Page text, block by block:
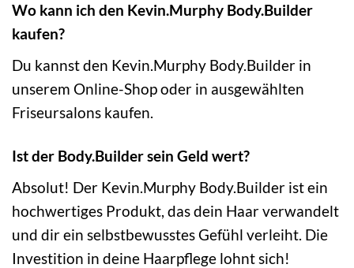
Wo kann ich den Kevin.Murphy Body.Builder
kaufen?
Du kannst den Kevin.Murphy Body.Builder in
unserem Online-Shop oder in ausgewählten
Friseursalons kaufen.
Ist der Body.Builder sein Geld wert?
Absolut! Der Kevin.Murphy Body.Builder ist ein
hochwertiges Produkt, das dein Haar verwandelt
und dir ein selbstbewusstes Gefühl verleiht. Die
Investition in deine Haarpflege lohnt sich!